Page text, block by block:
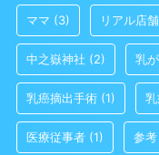
ママ (3) リアル店舗
中之嶽神社 (2) 乳
乳癌摘出手術 (1)
医療従事者 (1) 参考